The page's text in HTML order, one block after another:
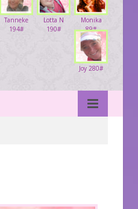
Monika
89#
Lotta N
190#
Tanneke
194#
Joy 280#